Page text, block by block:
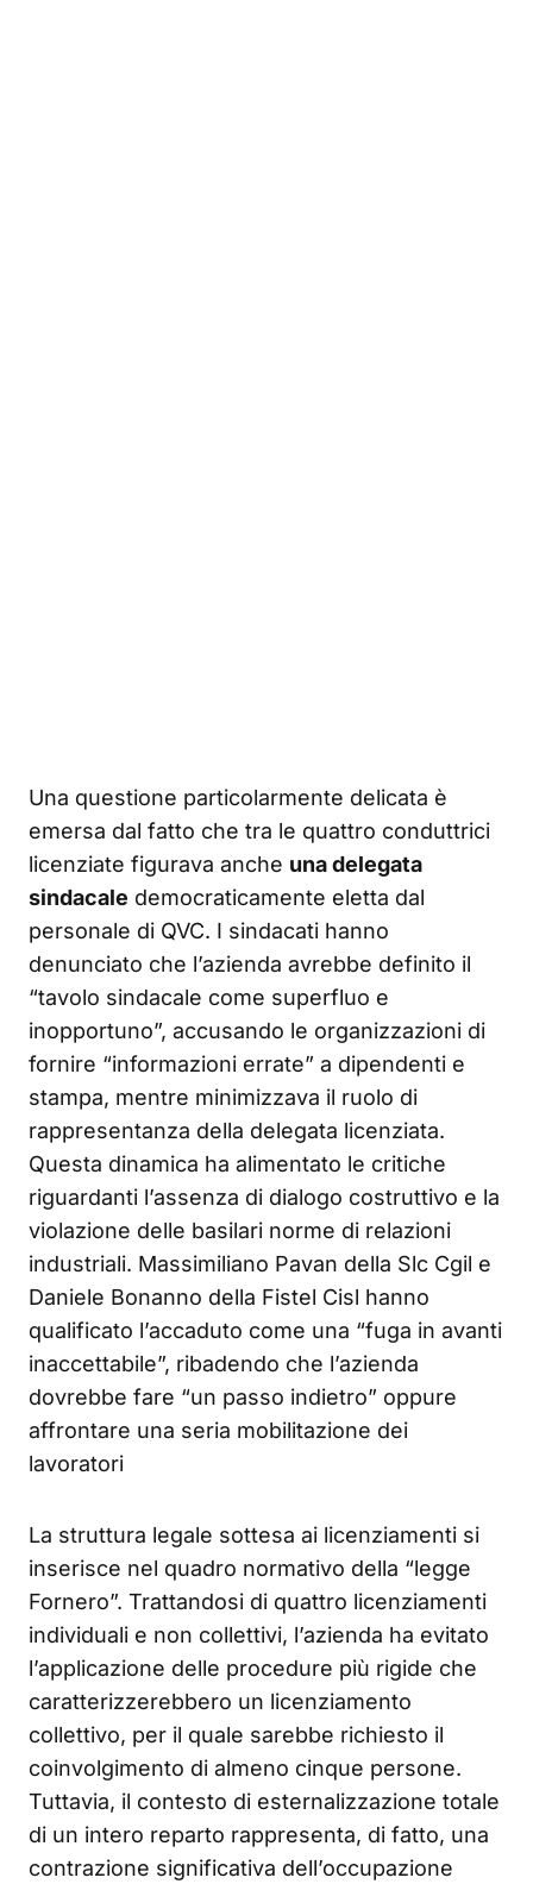
Una questione particolarmente delicata è
emersa dal fatto che tra le quattro conduttrici
licenziate figurava anche una delegata
sindacale democraticamente eletta dal
personale di QVC. I sindacati hanno
denunciato che l’azienda avrebbe definito il
“tavolo sindacale come superfluo e
inopportuno”, accusando le organizzazioni di
fornire “informazioni errate” a dipendenti e
stampa, mentre minimizzava il ruolo di
rappresentanza della delegata licenziata.
Questa dinamica ha alimentato le critiche
riguardanti l’assenza di dialogo costruttivo e la
violazione delle basilari norme di relazioni
industriali. Massimiliano Pavan della Slc Cgil e
Daniele Bonanno della Fistel Cisl hanno
qualificato l’accaduto come una “fuga in avanti
inaccettabile”, ribadendo che l’azienda
dovrebbe fare “un passo indietro” oppure
affrontare una seria mobilitazione dei
lavoratori
La struttura legale sottesa ai licenziamenti si
inserisce nel quadro normativo della “legge
Fornero”. Trattandosi di quattro licenziamenti
individuali e non collettivi, l’azienda ha evitato
l’applicazione delle procedure più rigide che
caratterizzerebbero un licenziamento
collettivo, per il quale sarebbe richiesto il
coinvolgimento di almeno cinque persone.
Tuttavia, il contesto di esternalizzazione totale
di un intero reparto rappresenta, di fatto, una
contrazione significativa dell’occupazione